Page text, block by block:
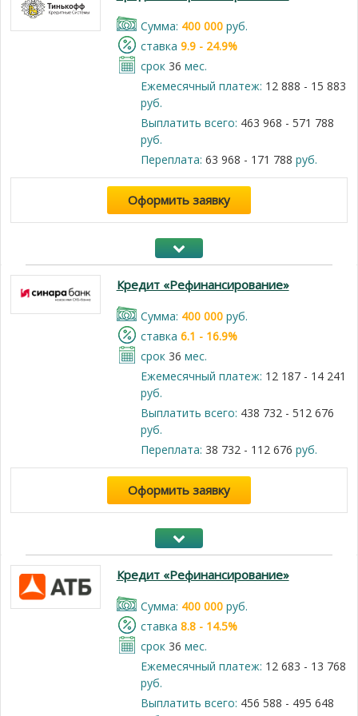
Cумма: 400 000руб.
cтавка 9.9 - 24.9%
срок 36 мес.
Ежемесячный платеж: 12 888 - 15 883
руб.
Выплатить всего: 463 968 - 571 788
руб.
Переплата: 63 968 - 171 788 руб.
Оформить заявку
Кредит «Рефинансирование»
Cумма: 400 000руб.
cтавка 6.1 - 16.9%
срок 36 мес.
Ежемесячный платеж: 12 187 - 14 241
руб.
Выплатить всего: 438 732 - 512 676
руб.
Переплата: 38 732 - 112 676 руб.
Оформить заявку
Кредит «Рефинансирование»
Cумма: 400 000руб.
cтавка 8.8 - 14.5%
срок 36 мес.
Ежемесячный платеж: 12 683 - 13 768
руб.
Выплатить всего: 456 588 - 495 648